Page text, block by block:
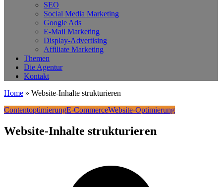
SEO
Social Media Marketing
Google Ads
E-Mail Marketing
Display-Advertising
Affiliate Marketing
Themen
Die Agentur
Kontakt
Home » Website-Inhalte strukturieren
ContentoptimierungE-CommerceWebsite-Optimierung
Website-Inhalte strukturieren